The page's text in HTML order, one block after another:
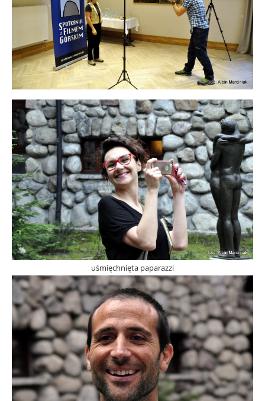
uśmięchnięta paparazzi